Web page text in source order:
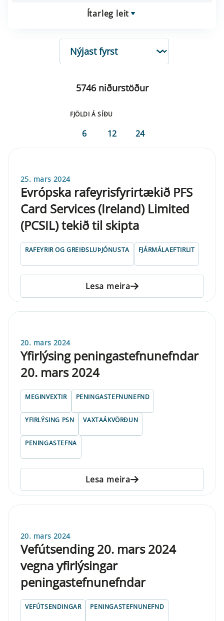
Ítarleg leit
RÖÐUN
5746 niðurstöður
FJÖLDI Á SÍÐU
6 12 24
25. mars 2024
Evrópska rafeyrisfyrirtækið PFS
Card Services (Ireland) Limited
(PCSIL) tekið til skipta
RAFEYRIR OG GREIÐSLUÞJÓNUSTA FJÁRMÁLAEFTIRLIT
Lesa meira
20. mars 2024
Yfirlýsing peningastefnunefndar
20. mars 2024
MEGINVEXTIR PENINGASTEFNUNEFND
YFIRLÝSING PSN VAXTAÁKVÖRÐUN
PENINGASTEFNA
Lesa meira
20. mars 2024
Vefútsending 20. mars 2024
vegna yfirlýsingar
peningastefnunefndar
VEFÚTSENDINGAR PENINGASTEFNUNEFND